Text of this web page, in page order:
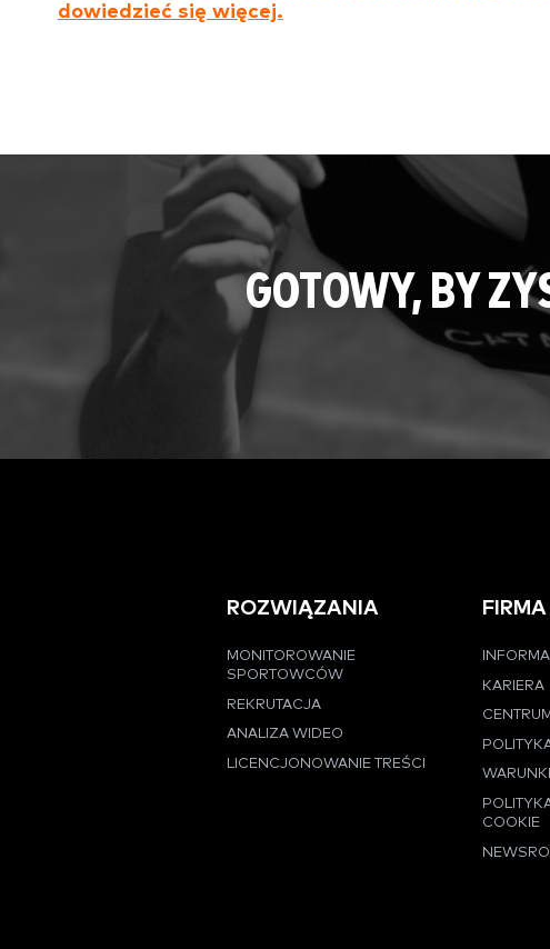
dowiedzieć się więcej.
GOTOWY, BY
ROZWIĄZANIA
MONITOROWANIE
SPORTOWCÓW
REKRUTACJA
ANALIZA WIDEO
LICENCJONOWANIE TREŚCI
FIRMA
KARIERA
COOKIE